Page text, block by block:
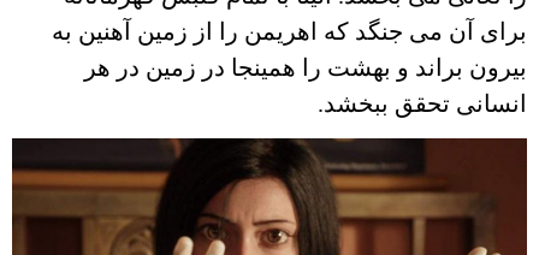
برای آن می جنگد که اهریمن را از زمین آهنین به
بیرون براند و بهشت را همینجا در زمین در هر
انسانی تحقق ببخشد.